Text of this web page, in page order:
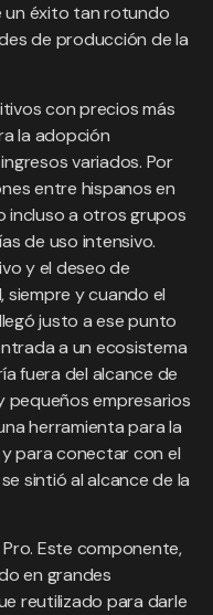
un éxito tan rotundo
de producción de la
con precios más
la adopción
variados. Por
entre hispanos en
incluso a otros grupos
de uso intensivo.
y el deseo de
y cuando el
justo a ese punto
a un ecosistema
fuera del alcance de
pequeños empresarios
herramienta para la
para conectar con el
sintió al alcance de la
Este componente,
en grandes
reutilizado para darle